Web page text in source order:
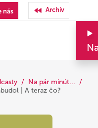
nás Archív
Na pár minút...
| A teraz čo?